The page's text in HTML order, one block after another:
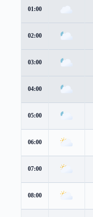
01:00
02:00
03:00
04:00
05:00
06:00
07:00
08:00